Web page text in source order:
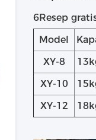
6Resep
Model
XY-8
XY-10
XY-12